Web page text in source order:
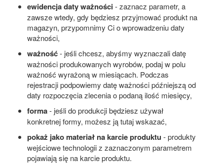
ewidencja daty ważności- zaznacz parametr, a
zawsze wtedy, gdy będziesz przyjmować produkt na
magazyn, przypomnimy Ci o wprowadzeniu daty
ważności,
ważność- jeśli chcesz, abyśmy wyznaczali datę
ważności produkowanych wyrobów, podaj w polu
ważność wyrażoną w miesiącach. Podczas
rejestracji podpowiemy datę ważności późniejszą od
daty rozpoczęcia zlecenia o podaną ilość miesięcy,
forma- jeśli do produkcji będziesz używał
konkretnej formy, możesz ją tutaj wskazać,
pokaż jako materiał na karcie produktu - produkty
wejściowe technologii z zaznaczonym parametrem
pojawiają się na karcie produktu.